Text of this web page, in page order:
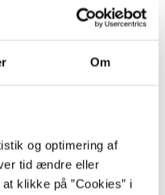
Om
og optimering af
tid ændre eller
klikke på ”Cookies” i
os på at svare inden
i weekender og på
hverdag.
eller anskaffelse
dit lokale bibliotek.